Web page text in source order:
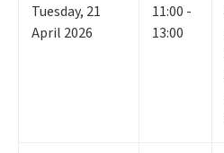
Tuesday, 21
April 2026
11:00 -
13:00